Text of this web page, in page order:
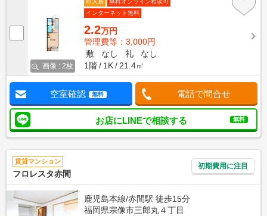
画像 : 2枚
即入居
無料オンライン相談可
インターネット無料
2.2万円
管理費等：3,000円
敷
なし 礼
なし
1階
1K 21.4㎡
空室確認 無料 電話で問合せ
お店にLINEで相談する 無料
賃貸マンション
フロレスタ赤間
初期費用に注目
鹿児島本線/赤間駅 徒歩15分
福岡県宗像市三郎丸４丁目